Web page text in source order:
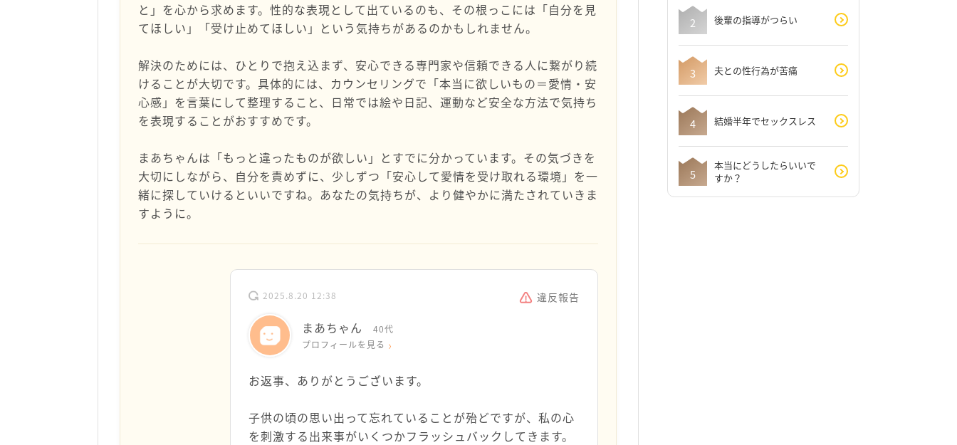
と」を心から求めます。性的な表現として出ているのも、その根っこには「自分を見
てほしい」「受け止めてほしい」という気持ちがあるのかもしれません。
解決のためには、ひとりで抱え込まず、安心できる専門家や信頼できる人に繋がり続
けることが大切です。具体的には、カウンセリングで「本当に欲しいもの＝愛情・安
心感」を言葉にして整理すること、日常では絵や日記、運動など安全な方法で気持ち
を表現することがおすすめです。
まあちゃんは「もっと違ったものが欲しい」とすでに分かっています。その気づきを
大切にしながら、自分を責めずに、少しずつ「安心して愛情を受け取れる環境」を一
緒に探していけるといいですね。あなたの気持ちが、より健やかに満たされていきま
すように。
2025.8.20 12:38 違反報告
まあちゃん
40代
プロフィールを見る
お返事、ありがとうございます。
子供の頃の思い出って忘れていることが殆どですが、私の心
を刺激する出来事がいくつかフラッシュバックしてきます。
後輩の指導がつらい
夫との性行為が苦痛
結婚半年でセックスレス
本当にどうしたらいいで
すか？